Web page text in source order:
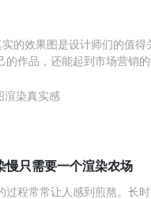
的效果图是设计师们的值得
作品，还能起到市场营销的
依据物体特性选材质，如金
渲染真实感
慢只需要一个渲染农场
过程常常让人感到煎熬。长